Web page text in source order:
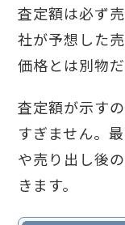
査定額は必ず
社が予想した
価格とは別物
査定額が示す
すぎません。
や売り出し後
きます。